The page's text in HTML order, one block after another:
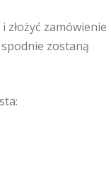
zamówienie
zostaną